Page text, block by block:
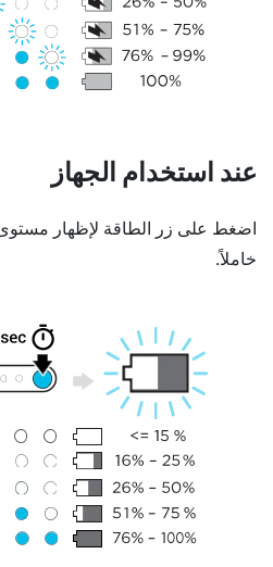
عند استخدام الجهاز
اضغط على زر الطاقة لإظهار
خاملاً.